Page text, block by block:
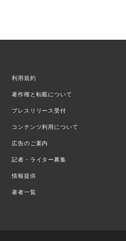
利用規約
著作権と転載について
プレスリリース受付
コンテンツ利用について
広告のご案内
記者・ライター募集
情報提供
著者一覧